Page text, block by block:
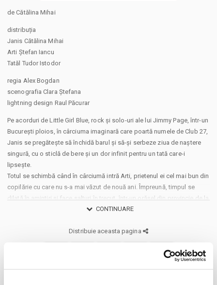
de Cătălina Mihai
distribuția
Janis Cătălina Mihai
Arti Ștefan Iancu
Tatăl Tudor Istodor
regia Alex Bogdan
scenografia Clara Ștefana
lightning design Raul Păcurar
Pe acorduri de Little Girl Blue, rock și solo-uri ale lui Jimmy Page, într-un
București ploios, în cârciuma imaginară care poartă numele de Club 27,
Janis se pregătește să închidă barul și să-și serbeze ziua de naștere
singură, cu o sticlă de bere și un dor infinit pentru un tată care-i
lipsește.
Totul se schimbă când în cârciumă intră Arti, prietenul ei cel mai bun din
copilărie cu care nu s-a mai văzut de nouă ani. Împreună, timpul se
dilată în amintiri și face salturi în trecut, într-un orășel din provincie de la
malul Dunării, când viața era întreagă și lumea părea puțin mai simplă.
Sunt momente în viață când o mână uriașă, invizibilă, te ia de unde ești
Bucuria pe care o simt în facerea lui, sper că va fi contagioasă și pentru
public. Este un manifest pentru iubire, pentru dor, pentru prietenie,
pentru tot ce e mai curat și frumos în lumea noastră. Club 27, un
CONTINUARE
Distribuie aceasta pagina